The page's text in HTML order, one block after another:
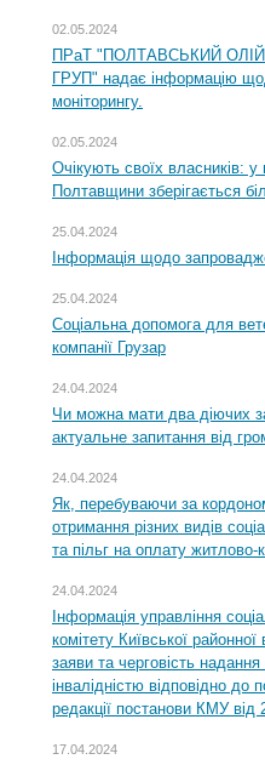
02.05.2024
ПРаТ "ПОЛТАВСЬКИЙ
ГРУП" надає інформацію
моніторингу.
02.05.2024
Очікують своїх власників: у
Полтавщини зберігається
25.04.2024
Інформація щодо
25.04.2024
Соціальна допомога для
компанії Грузар
24.04.2024
Чи можна мати два діючих
актуальне запитання від
24.04.2024
Як, перебуваючи за
отримання різних видів
та пільг на оплату
24.04.2024
Інформація управління
комітету Київської
заяви та черговість надання
інвалідністю відповідно
редакції постанови КМУ
17.04.2024